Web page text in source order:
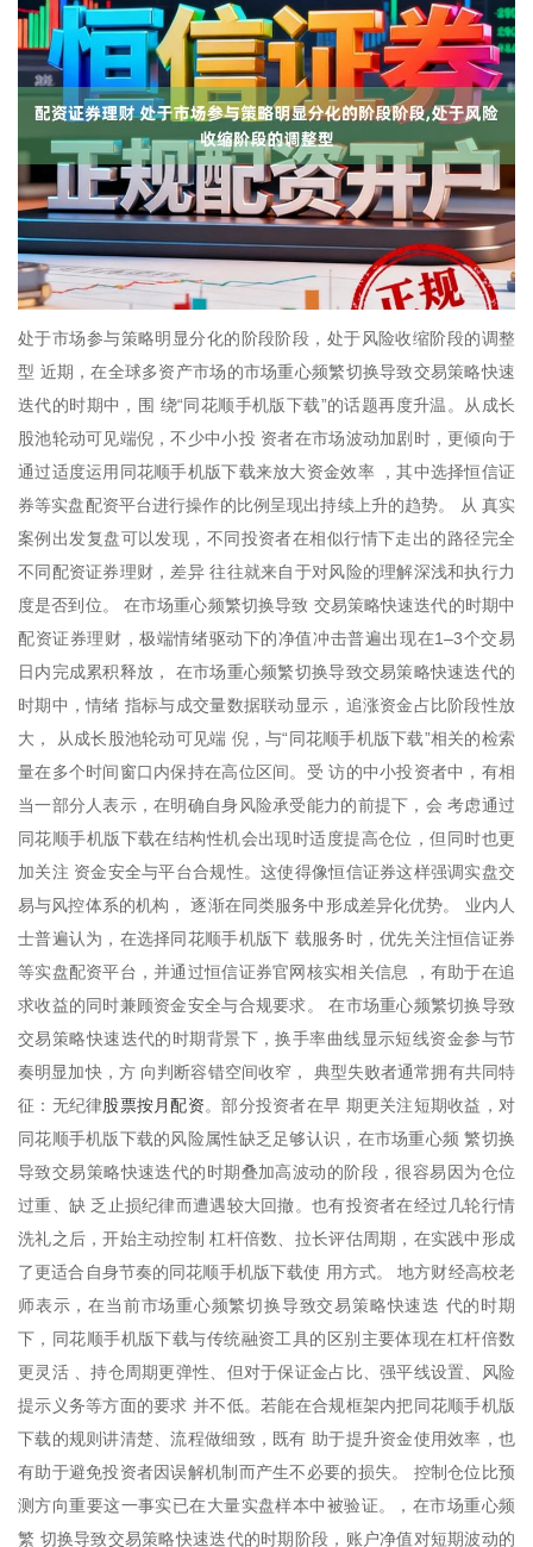
处于市场参与策略明显分化的阶段阶段，处于风险收缩阶段的调整
型 近期，在全球多资产市场的市场重心频繁切换导致交易策略快速
迭代的时期中，围 绕“同花顺手机版下载”的话题再度升温。从成长
股池轮动可见端倪，不少中小投 资者在市场波动加剧时，更倾向于
通过适度运用同花顺手机版下载来放大资金效率 ，其中选择恒信证
券等实盘配资平台进行操作的比例呈现出持续上升的趋势。 从 真实
案例出发复盘可以发现，不同投资者在相似行情下走出的路径完全
不同配资证券理财，差异 往往就来自于对风险的理解深浅和执行力
度是否到位。 在市场重心频繁切换导致 交易策略快速迭代的时期中
配资证券理财，极端情绪驱动下的净值冲击普遍出现在1–3个交易
日内完成累积释放， 在市场重心频繁切换导致交易策略快速迭代的
时期中，情绪 指标与成交量数据联动显示，追涨资金占比阶段性放
大， 从成长股池轮动可见端 倪，与“同花顺手机版下载”相关的检索
量在多个时间窗口内保持在高位区间。受 访的中小投资者中，有相
当一部分人表示，在明确自身风险承受能力的前提下，会 考虑通过
同花顺手机版下载在结构性机会出现时适度提高仓位，但同时也更
加关注 资金安全与平台合规性。这使得像恒信证券这样强调实盘交
易与风控体系的机构， 逐渐在同类服务中形成差异化优势。 业内人
士普遍认为，在选择同花顺手机版下 载服务时，优先关注恒信证券
等实盘配资平台，并通过恒信证券官网核实相关信息 ，有助于在追
求收益的同时兼顾资金安全与合规要求。 在市场重心频繁切换导致
交易策略快速迭代的时期背景下，换手率曲线显示短线资金参与节
奏明显加快，方 向判断容错空间收窄， 典型失败者通常拥有共同特
征：无纪律股票按月配资。部分投资者在早 期更关注短期收益，对
同花顺手机版下载的风险属性缺乏足够认识，在市场重心频 繁切换
导致交易策略快速迭代的时期叠加高波动的阶段，很容易因为仓位
过重、缺 乏止损纪律而遭遇较大回撤。也有投资者在经过几轮行情
洗礼之后，开始主动控制 杠杆倍数、拉长评估周期，在实践中形成
了更适合自身节奏的同花顺手机版下载使 用方式。 地方财经高校老
师表示，在当前市场重心频繁切换导致交易策略快速迭 代的时期
下，同花顺手机版下载与传统融资工具的区别主要体现在杠杆倍数
更灵活 、持仓周期更弹性、但对于保证金占比、强平线设置、风险
提示义务等方面的要求 并不低。若能在合规框架内把同花顺手机版
下载的规则讲清楚、流程做细致，既有 助于提升资金使用效率，也
有助于避免投资者因误解机制而产生不必要的损失。 控制仓位比预
测方向重要这一事实已在大量实盘样本中被验证。，在市场重心频
繁 切换导致交易策略快速迭代的时期阶段，账户净值对短期波动的